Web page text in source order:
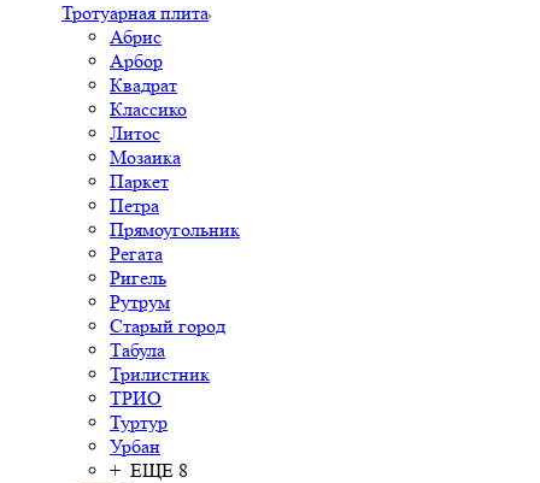
Тротуарная плита
Абрис
Арбор
Квадрат
Классико
Литос
Мозаика
Паркет
Петра
Прямоугольник
Регата
Ригель
Рутрум
Старый город
Табула
Трилистник
ТРИО
Туртур
Урбан
+ ЕЩЕ 8